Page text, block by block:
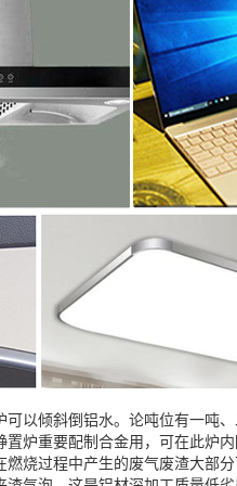
以倾斜倒铝水。论吨位有一吨
炉重要配制合金用，可在此炉
烧过程中产生的废气废渣大部